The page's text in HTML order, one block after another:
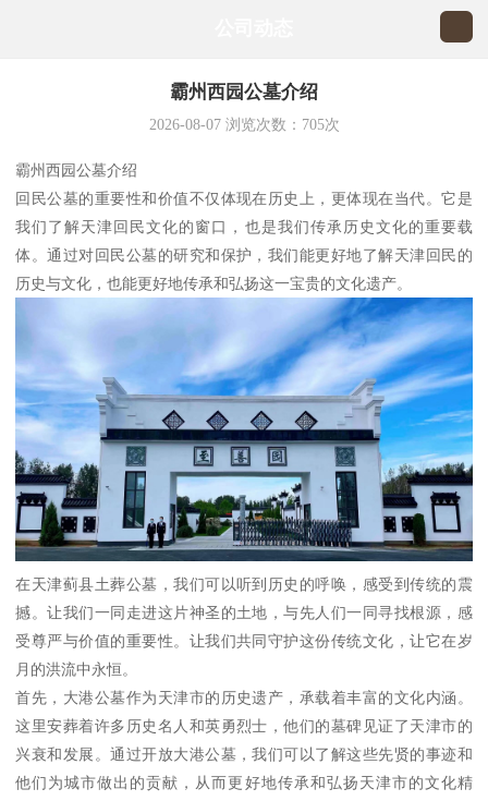
霸州西园公墓介绍
2026-08-07浏览次数： 705次
霸州西园公墓介绍
回民公墓的重要性和价值不仅体现在历史上，更体现在当代。它是
我们了解天津回民文化的窗口，也是我们传承历史文化的重要载
体。通过对回民公墓的研究和保护，我们能更好地了解天津回民的
历史与文化，也能更好地传承和弘扬这一宝贵的文化遗产。
在天津蓟县土葬公墓，我们可以听到历史的呼唤，感受到传统的震
撼。让我们一同走进这片神圣的土地，与先人们一同寻找根源，感
受尊严与价值的重要性。让我们共同守护这份传统文化，让它在岁
月的洪流中永恒。
首先，大港公墓作为天津市的历史遗产，承载着丰富的文化内涵。
这里安葬着许多历史名人和英勇烈士，他们的墓碑见证了天津市的
兴衰和发展。通过开放大港公墓，我们可以了解这些先贤的事迹和
他们为城市做出的贡献，从而更好地传承和弘扬天津市的文化精